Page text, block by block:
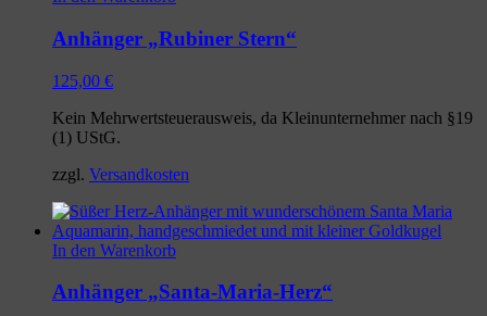
Anhänger „Rubiner Stern“
125,00 €
Kein Mehrwertsteuerausweis, da Kleinunternehmer nach §19
(1) UStG.
zzgl. Versandkosten
In den Warenkorb
Anhänger „Santa-Maria-Herz“